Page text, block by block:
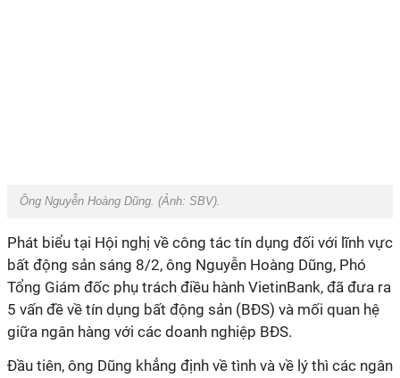
Ông Nguyễn Hoàng Dũng. (Ảnh: SBV).
Phát biểu tại Hội nghị về công tác tín dụng đối với lĩnh vực
bất động sản sáng 8/2, ông Nguyễn Hoàng Dũng, Phó
Tổng Giám đốc phụ trách điều hành VietinBank, đã đưa ra
5 vấn đề về tín dụng bất động sản (BĐS) và mối quan hệ
giữa ngân hàng với các doanh nghiệp BĐS.
Đầu tiên, ông Dũng khẳng định về tình và về lý thì các ngân